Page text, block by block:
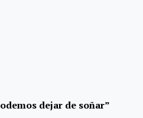
dejar de soñar”